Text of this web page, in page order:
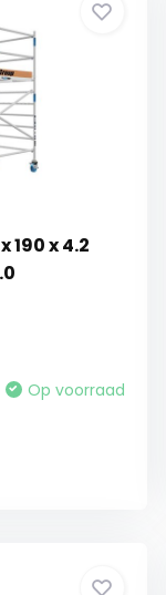
190 x 4.2
Op voorraad